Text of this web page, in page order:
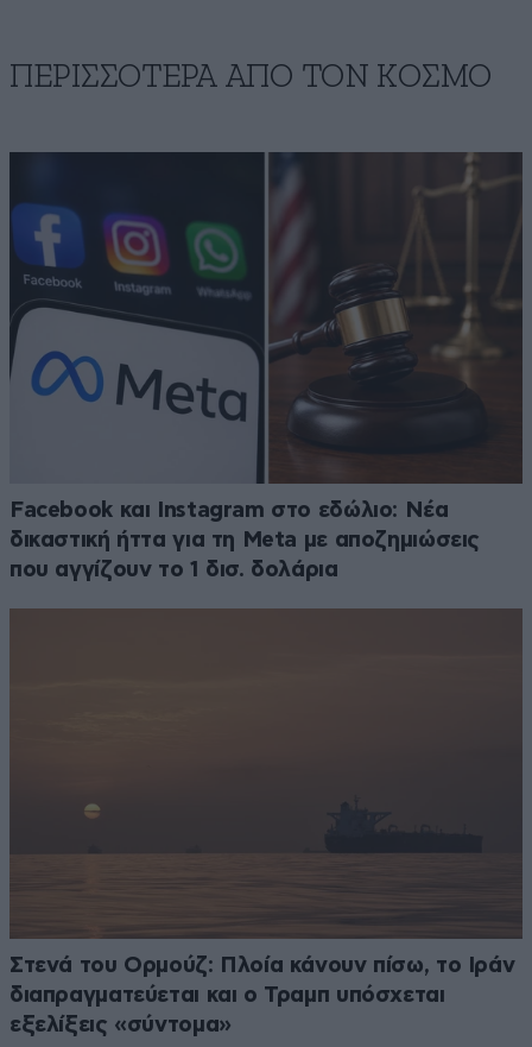
ΠΕΡΙΣΣΟΤΕΡΑ ΑΠΟ ΤΟΝ ΚΟΣΜΟ
Facebook και Instagram στο εδώλιο: Νέα
δικαστική ήττα για τη Meta με αποζημιώσεις
που αγγίζουν το 1 δισ. δολάρια
Στενά του Ορμούζ: Πλοία κάνουν πίσω, το Ιράν
διαπραγματεύεται και ο Τραμπ υπόσχεται
εξελίξεις «σύντομα»